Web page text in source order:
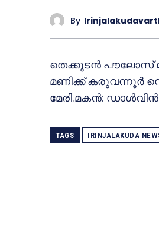
By
തെക്കൂടൻ പൗലോസ്
മണിക്ക് കരുവന്നൂർ സെ
മേരി.മകൻ: ഡാൾവിൻ
TAGS IRINJALAKUDA